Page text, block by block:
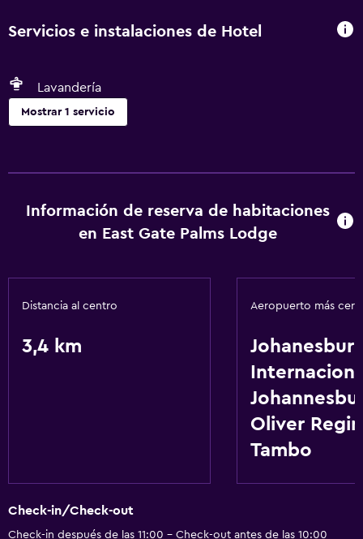
Servicios e instalaciones de Hotel
Lavandería
Mostrar 1 servicio
Lavandería
Información de reserva de habitaciones
en East Gate Palms Lodge
Distancia al centro
3,4 km
Aeropuerto más
Oliver
Tambo
Check-in/Check-out
Check-in después de las 11:00 - Check-out antes de las 10:00